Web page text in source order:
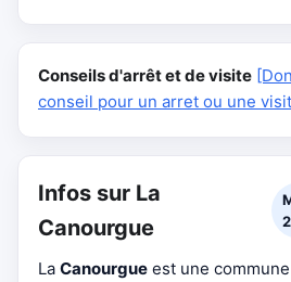
Conseils d'arrêt et de visite
conseil pour un arret ou une
Infos sur La
Canourgue
La Canourgue est une